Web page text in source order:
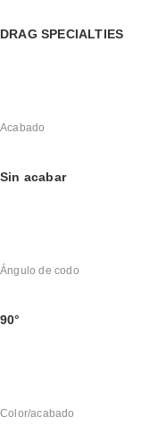
DRAG SPECIALTIES
Acabado
Sin acabar
Ángulo de codo
90°
Color/acabado